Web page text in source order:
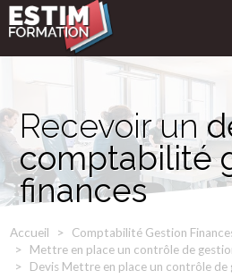
Recevoir un
comptabilité
finances
Accueil
Comptabilité Gestion
Mettre en place un contrôle de
Devis Mettre en place un contrôle de